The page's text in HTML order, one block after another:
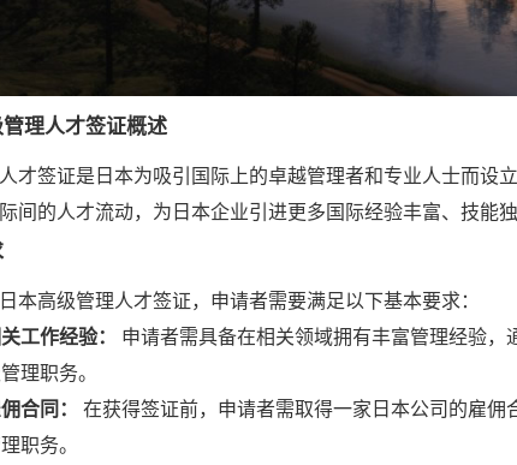
管理人才签证概述
才签证是日本为吸引国际上的卓越管理者和专业人士而设
间的人才流动，为日本企业引进更多国际经验丰富、技能
本高级管理人才签证，申请者需要满足以下基本要求：
工作经验：
申请者需具备在相关领域拥有丰富管理经验，
理职务。
合同：
在获得签证前，申请者需取得一家日本公司的雇佣
职务。